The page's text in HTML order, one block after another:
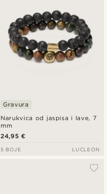
Narukvica od jaspisa i lave, 7
mm
Gravura
24,95 €
5 BOJE LUCLEON